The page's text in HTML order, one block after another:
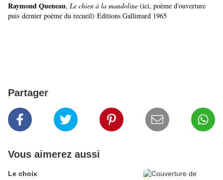
Raymond Queneau, Le chien à la mandoline (ici, poème d'ouverture
puis dernier poème du recueil) Editions Gallimard 1965
Partager
Vous aimerez aussi
Le choix